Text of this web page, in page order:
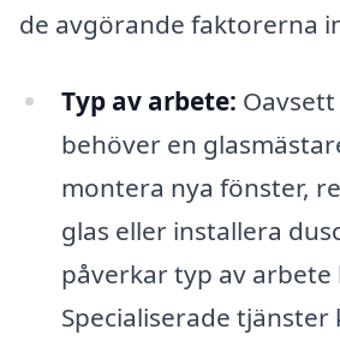
de avgörande faktorerna
Typ av arbete:
behöver en
montera nya fönster,
glas eller installera
påverkar typ av arbete
Specialiserade tjänster